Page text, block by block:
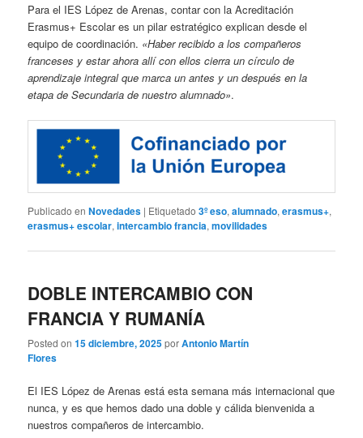
Para el IES López de Arenas, contar con la Acreditación
Erasmus+ Escolar es un pilar estratégico explican desde el
equipo de coordinación. «Haber recibido a los compañeros
franceses y estar ahora allí con ellos cierra un círculo de
aprendizaje integral que marca un antes y un después en la
etapa de Secundaria de nuestro alumnado».
Publicado en Novedades | Etiquetado 3º eso,alumnado,erasmus+,
erasmus+ escolar,intercambio francia,movilidades
DOBLE INTERCAMBIO CON
FRANCIA Y RUMANÍA
Posted on15 diciembre, 2025porAntonio Martín
Flores
El IES López de Arenas está esta semana más internacional que
nunca, y es que hemos dado una doble y cálida bienvenida a
nuestros compañeros de intercambio.